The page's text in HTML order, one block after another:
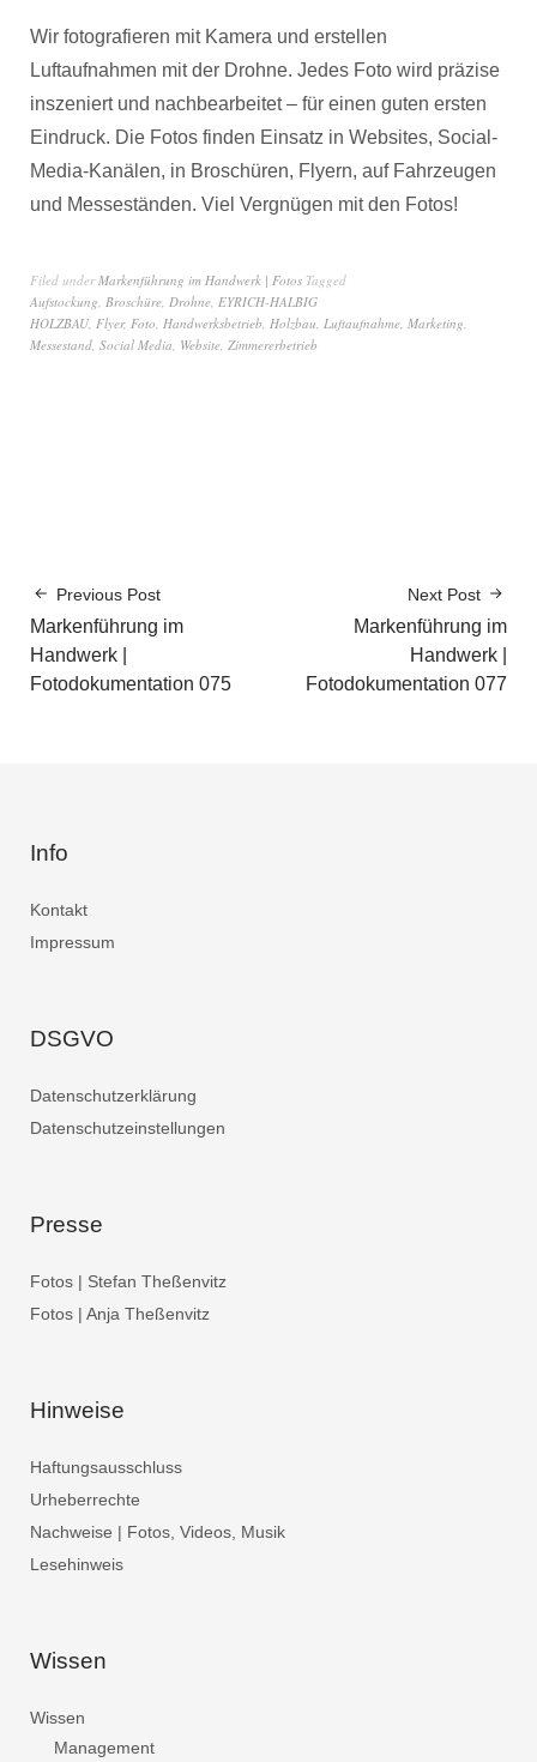
Wir fotografieren mit Kamera und erstellen
Luftaufnahmen mit der Drohne. Jedes Foto wird präzise
inszeniert und nachbearbeitet – für einen guten ersten
Eindruck. Die Fotos finden Einsatz in Websites, Social-
Media-Kanälen, in Broschüren, Flyern, auf Fahrzeugen
und Messeständen. Viel Vergnügen mit den Fotos!
Filed under Markenführung im Handwerk | Fotos Tagged
Aufstockung Broschüre Drohne EYRICH-HALBIG
HOLZBAU Flyer, Foto Handwerksbetrieb Holzbau Luftaufnahme Marketing
Messestand Social Media Website Zimmererbetrieb
Previous Post
Markenführung im
Handwerk |
Fotodokumentation 075
Next Post
Markenführung im
Handwerk |
Fotodokumentation 077
Info
Kontakt
Impressum
DSGVO
Datenschutzerklärung
Datenschutzeinstellungen
Presse
Fotos | Stefan Theßenvitz
Fotos | Anja Theßenvitz
Hinweise
Haftungsausschluss
Urheberrechte
Nachweise | Fotos, Videos, Musik
Lesehinweis
Wissen
Wissen
Management